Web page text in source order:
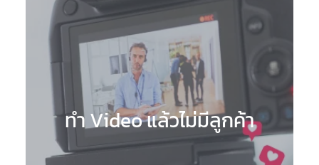
ทำ Video แล้วไม่มีลูกค้า